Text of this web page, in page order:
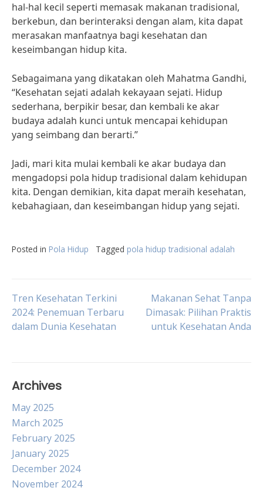
hal-hal kecil seperti memasak makanan tradisional,
berkebun, dan berinteraksi dengan alam, kita dapat
merasakan manfaatnya bagi kesehatan dan
keseimbangan hidup kita.
Sebagaimana yang dikatakan oleh Mahatma Gandhi,
“Kesehatan sejati adalah kekayaan sejati. Hidup
sederhana, berpikir besar, dan kembali ke akar
budaya adalah kunci untuk mencapai kehidupan
yang seimbang dan berarti.”
Jadi, mari kita mulai kembali ke akar budaya dan
mengadopsi pola hidup tradisional dalam kehidupan
kita. Dengan demikian, kita dapat meraih kesehatan,
kebahagiaan, dan keseimbangan hidup yang sejati.
Posted in Pola Hidup Tagged pola hidup tradisional adalah
Post
navigation
Tren Kesehatan Terkini
2024: Penemuan Terbaru
dalam Dunia Kesehatan
Makanan Sehat Tanpa
Dimasak: Pilihan Praktis
untuk Kesehatan Anda
Archives
May 2025
March 2025
February 2025
January 2025
December 2024
November 2024